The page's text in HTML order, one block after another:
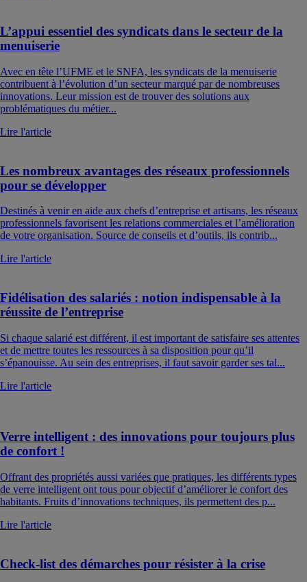
L’appui essentiel des syndicats dans le secteur de la
menuiserie
Avec en tête l’UFME et le SNFA, les syndicats de la menuiserie
contribuent à l’évolution d’un secteur marqué par de nombreuses
innovations. Leur mission est de trouver des solutions aux
problématiques du métier...
Lire l'article
Les nombreux avantages des réseaux professionnels
pour se développer
Destinés à venir en aide aux chefs d’entreprise et artisans, les réseaux
professionnels favorisent les relations commerciales et l’amélioration
de votre organisation. Source de conseils et d’outils, ils contrib...
Lire l'article
Fidélisation des salariés : notion indispensable à la
réussite de l’entreprise
Si chaque salarié est différent, il est important de satisfaire ses attentes
et de mettre toutes les ressources à sa disposition pour qu’il
s’épanouisse. Au sein des entreprises, il faut savoir garder ses tal...
Lire l'article
Verre intelligent : des innovations pour toujours plus
de confort !
Offrant des propriétés aussi variées que pratiques, les différents types
de verre intelligent ont tous pour objectif d’améliorer le confort des
habitants. Fruits d’innovations techniques, ils permettent des p...
Lire l'article
Check-list des démarches pour résister à la crise